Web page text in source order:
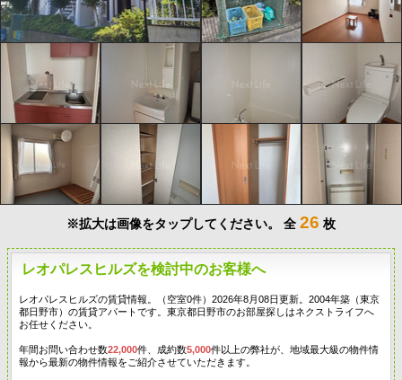
※拡大は画像をタップしてください。 全 26 枚
レオパレスヒルズを検討中のお客様へ
レオパレスヒルズの賃貸情報。（空室0件）2026年8月08日更新。2004年築（東京
都日野市）の賃貸アパートです。東京都日野市のお部屋探しはネクストライフへ
お任せください。
年間お問い合わせ数22,000件、成約数5,000件以上の弊社が、地域最大級の物件情
報から最新の物件情報をご紹介させていただきます。